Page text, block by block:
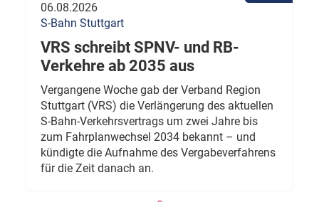
06.08.2026
S-Bahn Stuttgart
VRS schreibt SPNV- und RB-
Verkehre ab 2035 aus
Vergangene Woche gab der Verband Region
Stuttgart (VRS) die Verlängerung des aktuellen
S-Bahn-Verkehrsvertrags um zwei Jahre bis
zum Fahrplanwechsel 2034 bekannt – und
kündigte die Aufnahme des Vergabeverfahrens
für die Zeit danach an.